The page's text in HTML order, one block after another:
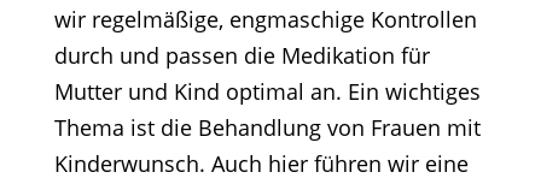
wir regelmäßige, engmaschige Kontrollen
durch und passen die Medikation für
Mutter und Kind optimal an. Ein wichtiges
Thema ist die Behandlung von Frauen mit
Kinderwunsch. Auch hier führen wir eine